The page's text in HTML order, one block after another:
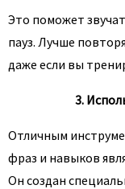
Это поможет
пауз. Лучше
даже если вы
3.
Отличным
фраз и навыков
Он создан